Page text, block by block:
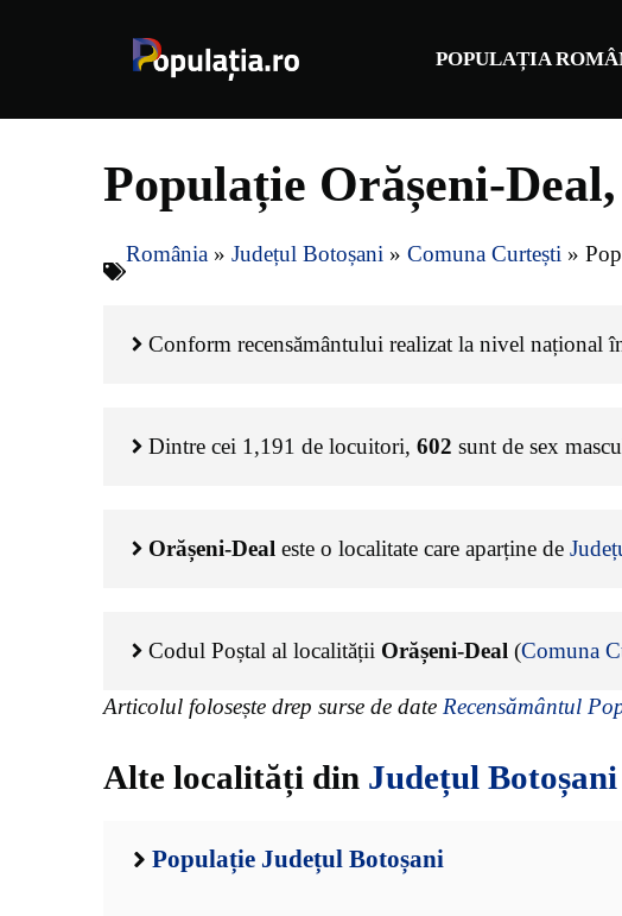
POPULAȚIA
Populație Orășeni-
România » Județul Botoșani » Comuna Curtești »
Conform recensământului realizat la nivel național
Dintre cei 1,191 de locuitori, 602 sunt de sex
Orășeni-Deal este o localitate care aparține de
Codul Poștal al localității Orășeni-Deal (Comuna
Articolul folosește drep surse de date Recensământul
Alte localități din Județul Botoșani
Populație Județul Botoșani